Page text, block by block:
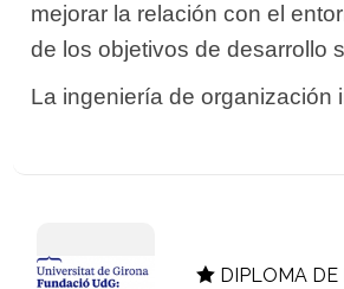
mejorar la relación con el
de los objetivos de desarrollo
La ingeniería de organización
DIPLOMA DE